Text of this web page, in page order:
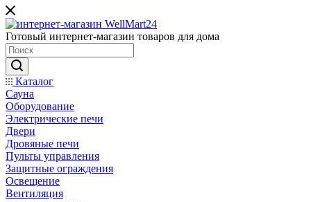
Готовый интернет-магазин товаров для дома
Каталог
Сауна
Оборудование
Электрические печи
Двери
Дровяные печи
Пульты управления
Защитные ограждения
Освещение
Вентиляция